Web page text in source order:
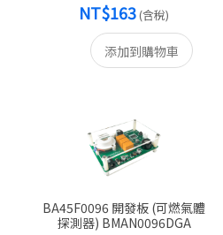
NT$163(含稅)
添加到購物車
BA45F0096 開發板 (可燃氣體
探測器) BMAN0096DGA